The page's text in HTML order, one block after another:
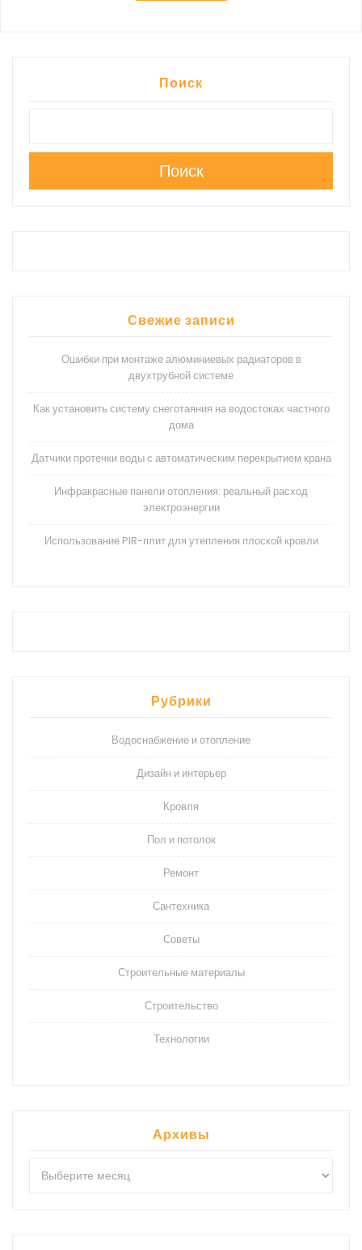
Поиск
Поиск
Свежие записи
Ошибки при монтаже алюминиевых радиаторов в
двухтрубной системе
Как установить систему снеготаяния на водостоках частного
дома
Датчики протечки воды с автоматическим перекрытием крана
Инфракрасные панели отопления: реальный расход
электроэнергии
Использование PIR-плит для утепления плоской кровли
Рубрики
Водоснабжение и отопление
Дизайн и интерьер
Кровля
Пол и потолок
Ремонт
Сантехника
Советы
Строительные материалы
Строительство
Технологии
Архивы